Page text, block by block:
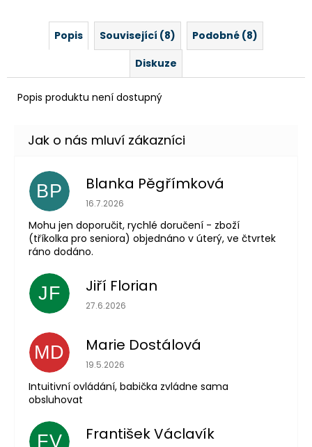
Popis Související (8)
Podobné (8)
Diskuze
Popis produktu není dostupný
BP Blanka Pěgřímková
Hodnocení obchodu je 5 z 5 hvězdiček.
16.7.2026
Mohu jen doporučit, rychlé doručení - zboží
(tříkolka pro seniora) objednáno v úterý, ve čtvrtek
ráno dodáno.
JF Jiří Florian
Hodnocení obchodu je 5 z 5 hvězdiček.
27.6.2026
MD Marie Dostálová
Hodnocení obchodu je 5 z 5 hvězdiček.
19.5.2026
Intuitivní ovládání, babička zvládne sama
obsluhovat
FV František Václavík